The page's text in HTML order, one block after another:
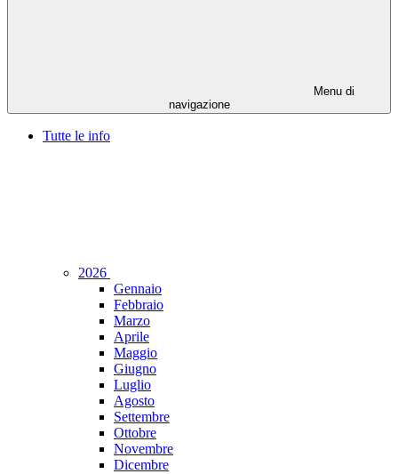
Menu di
navigazione
Tutte le info
2026
Gennaio
Febbraio
Marzo
Aprile
Maggio
Giugno
Luglio
Agosto
Settembre
Ottobre
Novembre
Dicembre